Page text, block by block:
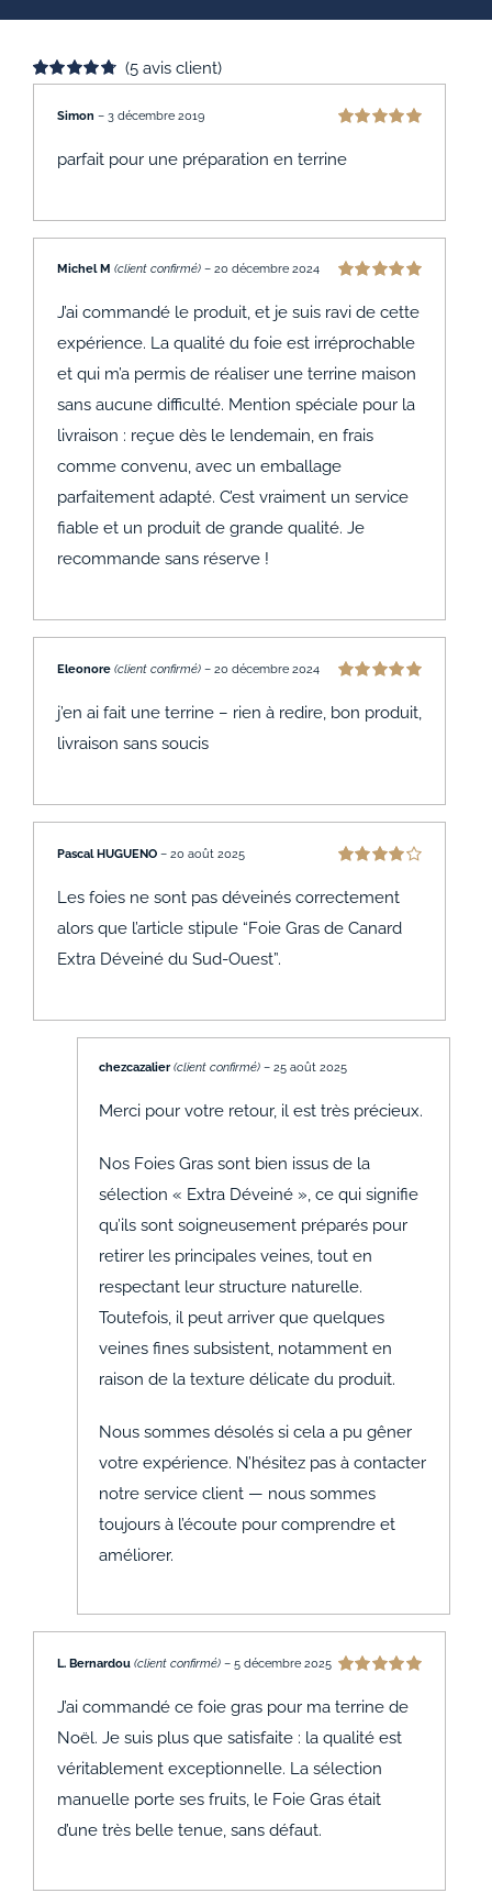
sur 5 basé
client
(5avis client)
Simon – 3 décembre 2019
parfait pour une préparation en terrine
Michel M (client confirmé) – 20 décembre 2024
J’ai commandé le produit, et je suis ravi de cette
expérience. La qualité du foie est irréprochable
et qui m’a permis de réaliser une terrine maison
sans aucune difficulté. Mention spéciale pour la
livraison : reçue dès le lendemain, en frais
comme convenu, avec un emballage
parfaitement adapté. C’est vraiment un service
fiable et un produit de grande qualité. Je
recommande sans réserve !
Eleonore (client confirmé) – 20 décembre 2024
j’en ai fait une terrine – rien à redire, bon produit,
livraison sans soucis
5
Pascal HUGUENO – 20 août 2025
Les foies ne sont pas déveinés correctement
alors que l’article stipule “Foie Gras de Canard
Extra Déveiné du Sud-Ouest”.
chezcazalier(client confirmé) – 25 août 2025
Merci pour votre retour, il est très précieux.
Nos Foies Gras sont bien issus de la
sélection « Extra Déveiné », ce qui signifie
qu’ils sont soigneusement préparés pour
retirer les principales veines, tout en
respectant leur structure naturelle.
Toutefois, il peut arriver que quelques
veines fines subsistent, notamment en
raison de la texture délicate du produit.
Nous sommes désolés si cela a pu gêner
votre expérience. N’hésitez pas à contacter
notre service client — nous sommes
toujours à l’écoute pour comprendre et
améliorer.
L. Bernardou (client confirmé) – 5 décembre 2025
J’ai commandé ce foie gras pour ma terrine de
Noël. Je suis plus que satisfaite : la qualité est
véritablement exceptionnelle. La sélection
manuelle porte ses fruits, le Foie Gras était
d’une très belle tenue, sans défaut.